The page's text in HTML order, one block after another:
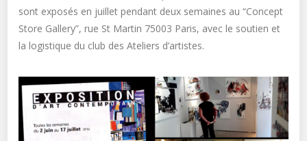
sont exposés en juillet pendant deux semaines au “Concept
Store Gallery”, rue St Martin 75003 Paris, avec le soutien et
la logistique du club des Ateliers d’artistes.